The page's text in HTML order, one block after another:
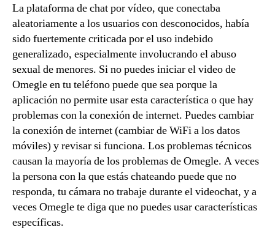
La plataforma de chat por vídeo, que conectaba
aleatoriamente a los usuarios con desconocidos, había
sido fuertemente criticada por el uso indebido
generalizado, especialmente involucrando el abuso
sexual de menores. Si no puedes iniciar el video de
Omegle en tu teléfono puede que sea porque la
aplicación no permite usar esta característica o que hay
problemas con la conexión de internet. Puedes cambiar
la conexión de internet (cambiar de WiFi a los datos
móviles) y revisar si funciona. Los problemas técnicos
causan la mayoría de los problemas de Omegle. A veces
la persona con la que estás chateando puede que no
responda, tu cámara no trabaje durante el videochat, y a
veces Omegle te diga que no puedes usar características
específicas.